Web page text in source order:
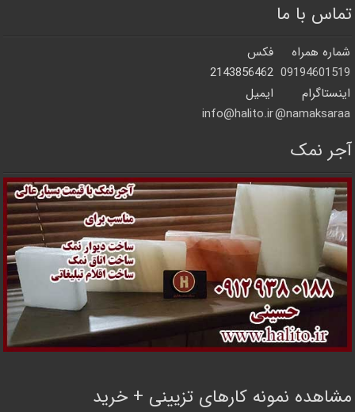
تماس با ما
شماره همراه
فکس
09194601519
2143856462
اینستاگرام
ایمیل
namaksaraa@
info@halito.ir
آجر نمک
مشاهده نمونه کارهای تزیینی + خرید